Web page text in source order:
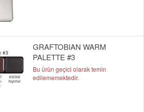
GRAFTOBIAN WARM
PALETTE #3
Bu ürün geçici olarak temin
edilememektedir.